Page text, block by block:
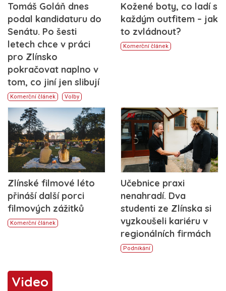
Tomáš Goláň dnes
podal kandidaturu do
Senátu. Po šesti
letech chce v práci
pro Zlínsko
pokračovat naplno v
tom, co jiní jen slibují
Komerční článek Volby
Kožené boty, co ladí s
každým outfitem – jak
to zvládnout?
Komerční článek
Zlínské filmové léto
přináší další porci
filmových zážitků
Komerční článek
Učebnice praxi
nenahradí. Dva
studenti ze Zlínska si
vyzkoušeli kariéru v
regionálních firmách
Podnikání
Video